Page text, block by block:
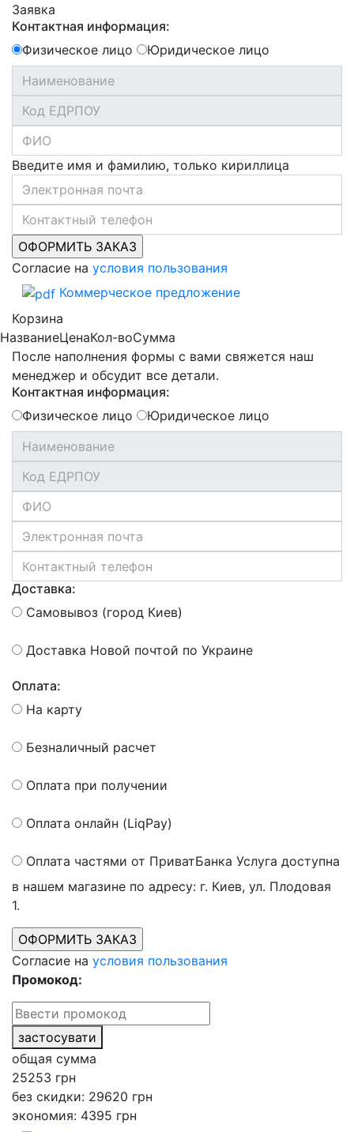
Заявка
Контактная информация:
Физическое лицо
Юридическое лицо
Введите имя и фамилию, только кириллица
Согласие на условия пользования
Коммерческое предложение
Корзина
НазваниеЦенаКол-воСумма
После наполнения формы с вами свяжется наш
менеджер и обсудит все детали.
Контактная информация:
Физическое лицо
Юридическое лицо
Доставка:
Самовывоз (город Киев)
Доставка Новой почтой по Украине
Оплата:
На карту
Безналичный расчет
Оплата при получении
Оплата онлайн (LiqPay)
Оплата частями от ПриватБанка Услуга доступна
в нашем магазине по адресу: г. Киев, ул. Плодовая
1.
Согласие на условия пользования
Промокод:
застосувати
общая сумма
25253 грн
без скидки: 29620 грн
экономия: 4395 грн